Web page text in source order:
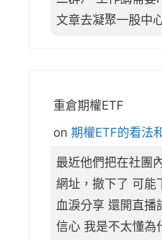
文章去凝聚一股中
重倉期權ETF
on 期權ETF的看法
最近他們把在社團
網址，撤下了 可能
血淚分享 還開直播
信心 我是不太懂為